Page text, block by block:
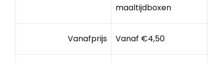
maaltijdboxen
Vanafprijs Vanaf €4,50